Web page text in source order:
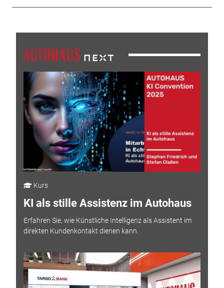
Kurs
KI als stille Assistenz im Autohaus
Erfahren Sie, wie Künstliche Intelligenz als Assistent im
direkten Kundenkontakt dienen kann.